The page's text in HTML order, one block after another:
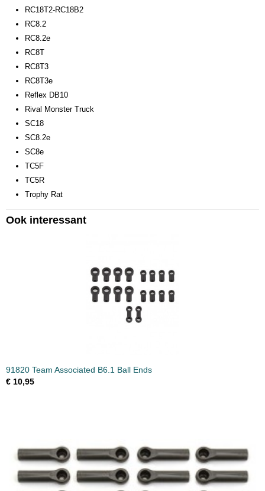
RC18T2-RC18B2
RC8.2
RC8.2e
RC8T
RC8T3
RC8T3e
Reflex DB10
Rival Monster Truck
SC18
SC8.2e
SC8e
TC5F
TC5R
Trophy Rat
Ook interessant
91820 Team Associated B6.1 Ball Ends
€ 10,95